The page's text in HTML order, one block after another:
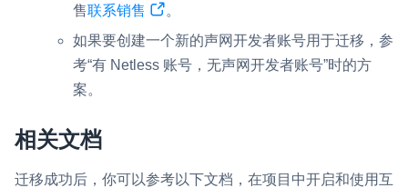
低代码应用平台
灵动会议
售联系销售
。
如果要创建一个新的声网开发者账号用于迁移，参
考“有 Netless 账号，无声网开发者账号”时的方
案。
相关文档
迁移成功后，你可以参考以下文档，在项目中开启和使用互